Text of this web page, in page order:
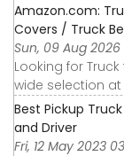
Amazon.com:
Covers / Truck
Sun, 09 Aug 2026
Looking for
wide selection
Best Pickup
and Driver
Fri, 12 May 2023